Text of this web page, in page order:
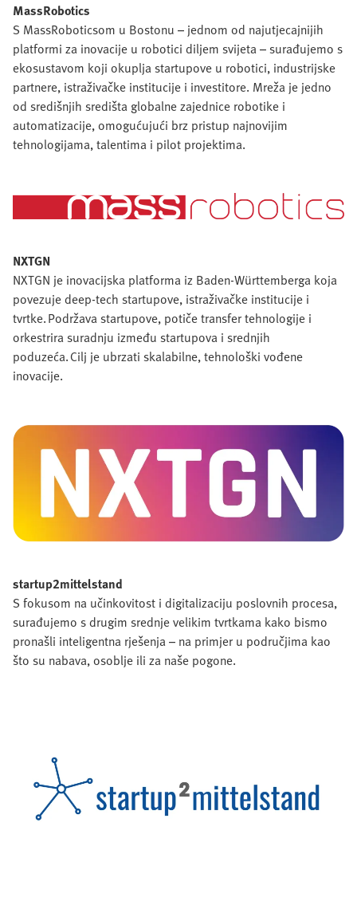
MassRobotics
S MassRoboticsom u Bostonu – jednom od najutjecajnijih
platformi za inovacije u robotici diljem svijeta – surađujemo s
ekosustavom koji okuplja startupove u robotici, industrijske
partnere, istraživačke institucije i investitore. Mreža je jedno
od središnjih središta globalne zajednice robotike i
automatizacije, omogućujući brz pristup najnovijim
tehnologijama, talentima i pilot projektima.
NXTGN
NXTGN je inovacijska platforma iz Baden-Württemberga koja
povezuje deep-tech startupove, istraživačke institucije i
tvrtke. Podržava startupove, potiče transfer tehnologije i
orkestrira suradnju između startupova i srednjih
poduzeća. Cilj je ubrzati skalabilne, tehnološki vođene
inovacije.
startup2mittelstand
S fokusom na učinkovitost i digitalizaciju poslovnih procesa,
surađujemo s drugim srednje velikim tvrtkama kako bismo
pronašli inteligentna rješenja – na primjer u područjima kao
što su nabava, osoblje ili za naše pogone.